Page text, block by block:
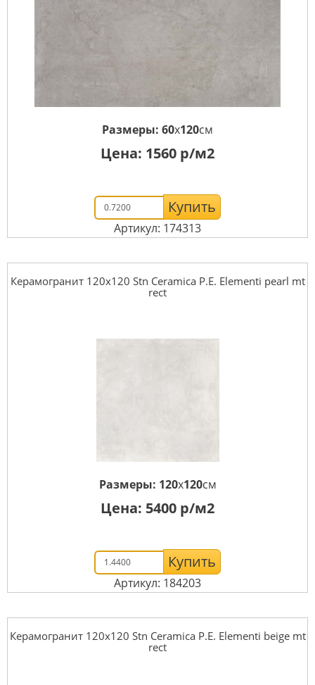
Размеры: 60x120см
Цена: 1560 р/м2
Купить
Артикул: 174313
Керамогранит 120x120 Stn Ceramica P.E. Elementi pearl mt
rect
Размеры: 120x120см
Цена: 5400 р/м2
Купить
Артикул: 184203
Керамогранит 120x120 Stn Ceramica P.E. Elementi beige mt
rect